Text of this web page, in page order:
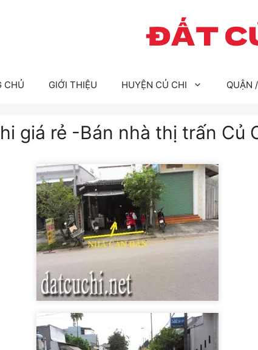
CHỦ GIỚI THIỆU HUYỆN CỦ CHI QUẬN
giá rẻ -Bán nhà thị trấn Củ